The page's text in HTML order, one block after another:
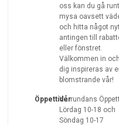
oss kan du gå
mysa oavsett
och hitta något
antingen till
eller fönstret.
Välkommen in
dig inspireras av
blomstrande vår!
ÖppettiderVårrundans
Lördag 10-18 och
Söndag 10-17